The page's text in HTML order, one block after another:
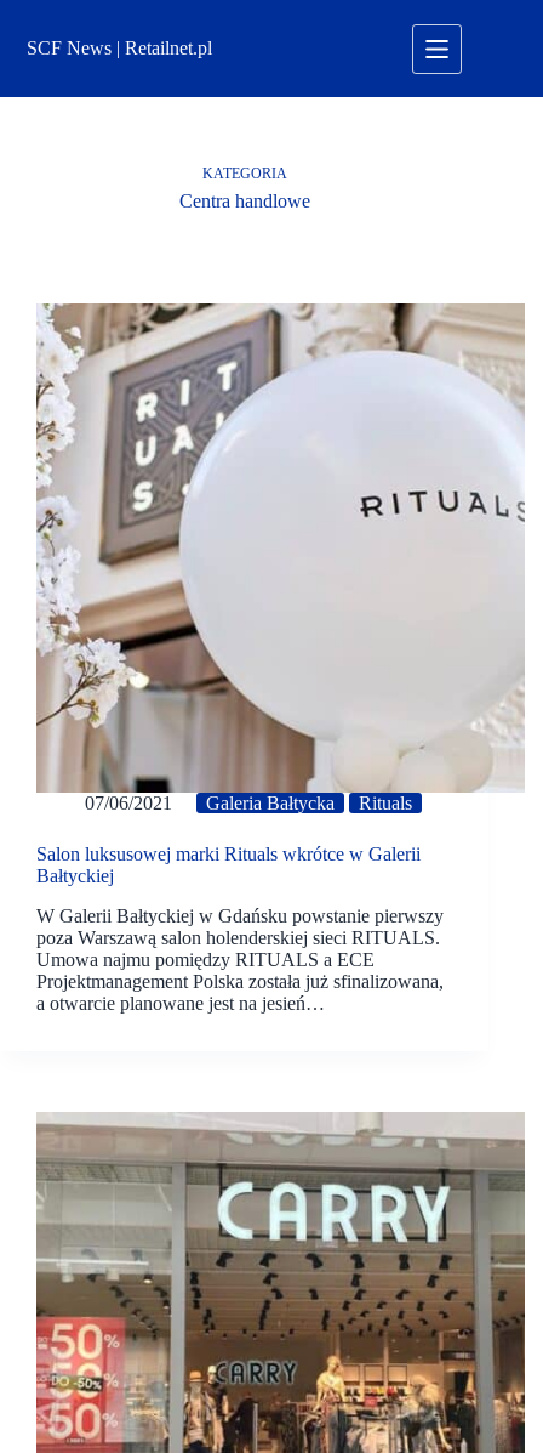
treściSCF News | Retailnet.pl
KATEGORIA
Centra handlowe
07/06/2021 Galeria Bałtycka Rituals
Salon luksusowej marki Rituals wkrótce w Galerii
Bałtyckiej
W Galerii Bałtyckiej w Gdańsku powstanie pierwszy
poza Warszawą salon holenderskiej sieci RITUALS.
Umowa najmu pomiędzy RITUALS a ECE
Projektmanagement Polska została już sfinalizowana,
a otwarcie planowane jest na jesień…